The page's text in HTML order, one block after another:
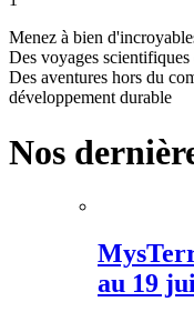
Menez à bien
Des voyages
Des aventures hors du
développement durable
Nos
au 19